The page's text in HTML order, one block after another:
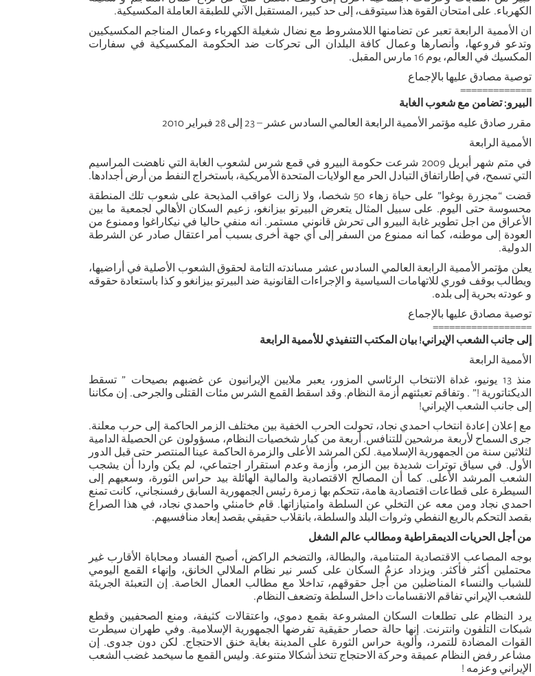
الكهرباء. على امتحان القوة هذا سيتوقف، إلى حد كبير، المستقبل الآني للطبقة العاملة المكسيكية.
ان الأممية الرابعة تعبر عن تضامنها اللامشروط مع نضال شغيلة الكهرباء وعمال المناجم المكسيكيين
وتدعو فروعها، وأنصارها وعمال كافة البلدان الى تحركات ضد الحكومة المكسيكية في سفارات
المكسيك في العالم، يوم 16 مارس المقبل.
توصية مصادق عليها بالإجماع
=============
البيرو: تضامن مع شعوب الغابة
مقرر صادق عليه مؤتمر الأممية الرابعة العالمي السادس عشر – 23 إلى 28 فبراير 2010
الأممية الرابعة
في متم شهر أبريل 2009 شرعت حكومة البيرو في قمع شرس لشعوب الغابة التي ناهضت المراسيم
التي تسمح، في إطاراتفاق التبادل الحر مع الولايات المتحدة الأمريكية، باستخراج النفط من أرض أجدادها.
قضت “مجزرة بوغوا” على حياة زهاء 50 شخصا، ولا زالت عواقب المذبحة على شعوب تلك المنطقة
محسوسة حتى اليوم. على سبيل المثال يتعرض البيرتو بيزانغو، زعيم السكان الأهالي لجمعية ما بين
الأعراق من اجل تطوير غابة البيرو الى تحرش قانوني مستمر. انه منفي حاليا في نيكاراغوا وممنوع من
العودة إلى موطنه، كما انه ممنوع من السفر إلى أي جهة أخرى بسبب أمر اعتقال صادر عن الشرطة
الدولية.
يعلن مؤتمر الأممية الرابعة العالمي السادس عشر مساندته التامة لحقوق الشعوب الأصلية في أراضيها،
ويطالب بوقف فوري للاتهامات السياسية و الإجراءات القانونية ضد البيرتو بيزانغو و كذا باستعادة حقوقه
و عودته بحرية إلى بلده.
توصية مصادق عليها بالإجماع
==================
إلى جانب الشعب الإيراني! بيان المكتب التنفيذي للأممية الرابعة
الأممية الرابعة
منذ 13 يونيو، غداة الانتخاب الرئاسي المزور، يعبر ملايين الإيرانيون عن غضبهم بصيحات ” تسقط
الديكتاتورية !” . وتفاقم تعبئتهم أزمة النظام. وقد اسقط القمع الشرس مئات القتلى والجرحى. إن مكاننا
إلى جانب الشعب الإيراني!
مع إعلان إعادة انتخاب احمدي نجاد، تحولت الحرب الخفية بين مختلف الزمر الحاكمة إلى حرب معلنة.
جرى السماح لأربعة مرشحين للتنافس. أربعة من كبار شخصيات النظام، مسؤولون عن الحصيلة الدامية
لثلاثين سنة من الجمهورية الإسلامية. لكن المرشد الأعلى والزمرة الحاكمة عينا المنتصر حتى قبل الدور
الأول. في سياق توترات شديدة بين الزمر، وأزمة وعدم استقرار اجتماعي، لم يكن واردا أن يشجب
الشعب المرشد الأعلى. كما أن المصالح الاقتصادية والمالية الهائلة بيد حراس الثورة، وسعيهم إلى
السيطرة على قطاعات اقتصادية هامة، تتحكم بها زمرة رئيس الجمهورية السابق رفسنجاني، كانت تمنع
احمدي نجاد ومن معه عن التخلي عن السلطة وامتيازاتها. قام خامنئي واحمدي نجاد، في هذا الصراع
بقصد التحكم بالريع النفطي وثروات البلد والسلطة، بانقلاب حقيقي بقصد إبعاد منافسيهم.
من أجل الحريات الديمقراطية ومطالب عالم الشغل
بوجه المصاعب الاقتصادية المتنامية، والبطالة، والتضخم الراكض، أصبح الفساد ومحاباة الأقارب غير
محتملين أكثر فأكثر. ويزداد عزمُ السكان على كسر نير نظام الملالي الخانق، وإنهاء القمع اليومي
للشباب والنساء المناضلين من أجل حقوقهم، تداخلا مع مطالب العمال الخاصة. إن التعبئة الجريئة
للشعب الإيراني تفاقم الانقسامات داخل السلطة وتضعف النظام.
يرد النظام على تطلعات السكان المشروعة بقمع دموي، واعتقالات كثيفة، ومنع الصحفيين وقطع
شبكات التلفون وانترنت. إنها حالة حصار حقيقية تفرضها الجمهورية الإسلامية. وفي طهران سيطرت
القوات المضادة للتمرد، وألوية حراس الثورة على المدينة بغاية خنق الاحتجاج. لكن دون جدوى. إن
مشاعر رفض النظام عميقة وحركة الاحتجاج تتخذ أشكالا متنوعة. وليس القمع ما سيخمد غضب الشعب
الإيراني وعزمه !